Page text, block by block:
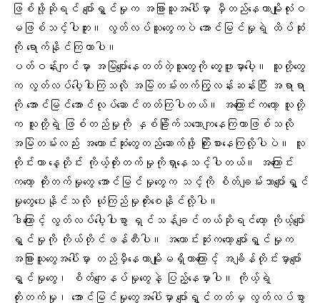
ဖြစ်ဖို့ဆိုရင် ပျော်ရွှင်မှုက အခြားသူအပေါ်မှာ မှီတည်နေတာမျိုးလုံးဝ
မဖြစ်သင့်ပါဘူး။ လွတ်လပ်သူတွေကပဲ အောင်မြင်မှု ရဲ့ ထိပ်ဆုံး
ကို ရောက်နိုင်ကြတာပါ။
ပတ်ဝန်းကျင်မှာ အမြဲပျော်နေတတ်တဲ့သူတွေကို တွေ့ဖူးမှာပေါ့။ သူတို့တွေ
က လွတ်လပ်ပေါ့ပါးကြသလို အမြဲတမ်းတက်ကြွလန်းဆန်းပြီး အရာရာ
ကို အောင်မြင်အောင်လုပ်ဆောင်တတ်ကြပါတယ်။ အကြောင်းကတော့ သူတို့
က သူတို့ရဲ့ ဖြစ်တည်မှုကို နှစ်ခြိုက်သဘောကျနေကြတာဖြစ်သလို
အမြဲတမ်းလည်း အကောင်းဆုံးတွေတည်ဆောက်ဖို့ ကြိုးစားနေကြလို့ပါပဲ။ လူ
တိုင်းဟာ နေ့တိုင်း ကိုယ့်တိုးတက်မှုကိုရှာနေသင့်ပါတယ်။ အကြောင်း
ကတော့ တိုးတက်မှုတွေ အောင်မြင်မှုတွေက သင့်ကို စိတ်ချမ်းသာပျော်ရွှင်
မှုတွေပေးနိုင်သလို ယုံကြည်မှု တိုးစေနိုင်လို့ပါ။
ဒါကြောင့် လွတ်လပ်ပေါ့ပါးစွာ ရှင်သန်ချင်တယ်ဆိုရင်တော့ ကိုယ့်ပျော်
ရွှင်မှုကို ကိုယ်တိုင်ဖန်တီးပါ။ အကောင်းဆုံးကတော့ ပျော်ရွှင်မှုက
အခြားသူတွေအပေါ်မှာ တည်မှီနေတာမျိုးမရှိတာကြောင့် အချိန်တိုင်းမှာပျော်
ရွှင်မှုတွေ၊ စိတ်ကျေနပ်မှုတွေနဲ့ ပြည့်နေမှာပါ။ ကိုယ့်ရဲ့
တိုးတက်မှု၊ အောင်မြင်မှုတွေအပေါ်မှာ ပျော်ရွှင်တတ်မှ လွတ်လပ်စွာ